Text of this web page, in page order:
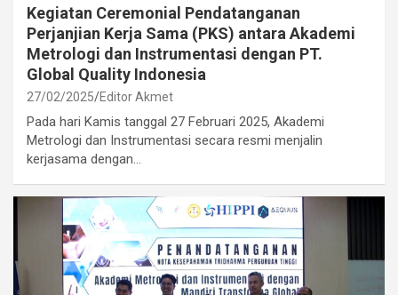
Kegiatan Ceremonial Pendatanganan
Perjanjian Kerja Sama (PKS) antara Akademi
Metrologi dan Instrumentasi dengan PT.
Global Quality Indonesia
27/02/2025 Editor Akmet
Pada hari Kamis tanggal 27 Februari 2025, Akademi
Metrologi dan Instrumentasi secara resmi menjalin
kerjasama dengan…